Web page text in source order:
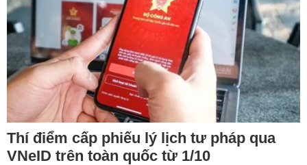
Thí điểm cấp phiếu lý lịch tư pháp qua
VNeID trên toàn quốc từ 1/10